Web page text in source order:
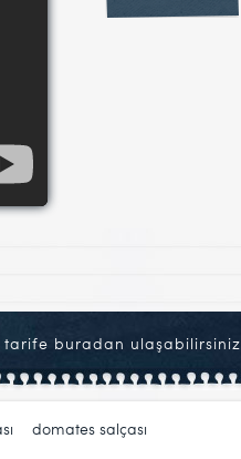
tarife buradan ulaşabilirsiniz
domates salçası